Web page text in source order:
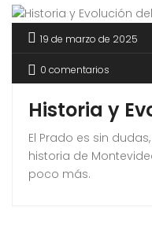
19 de marzo de 2025
0 comentarios
Historia y
El Prado es sin
historia de
poco más.